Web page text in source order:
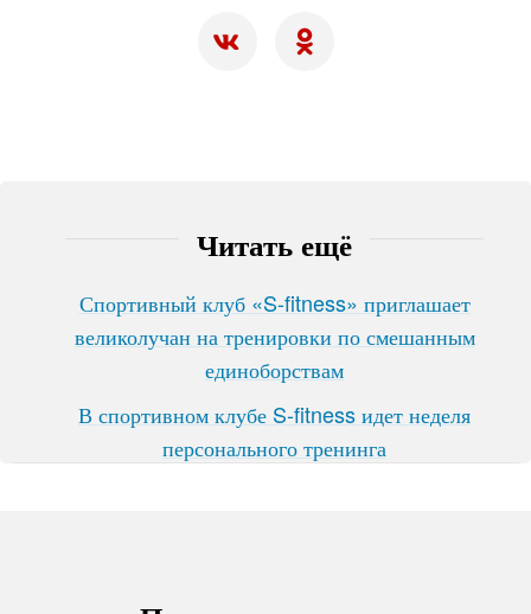
Читать ещё
Спортивный клуб «S-fitness» приглашает
великолучан на тренировки по смешанным
единоборствам
В спортивном клубе S-fitness идет неделя
персонального тренинга